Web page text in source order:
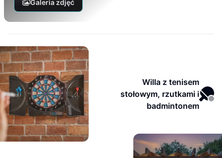
Galeria zdjęć
Willa z tenisem
stołowym, rzutkami i
badmintonem